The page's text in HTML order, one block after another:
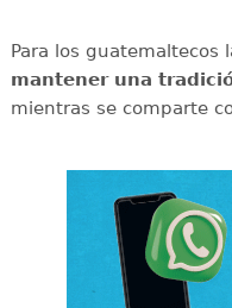
Para los guatemaltecos
mantener una
mientras se comparte